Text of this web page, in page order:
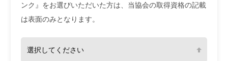
ンク』をお選びいただいた方は、当協会の取得資格の記載
は表面のみとなります。